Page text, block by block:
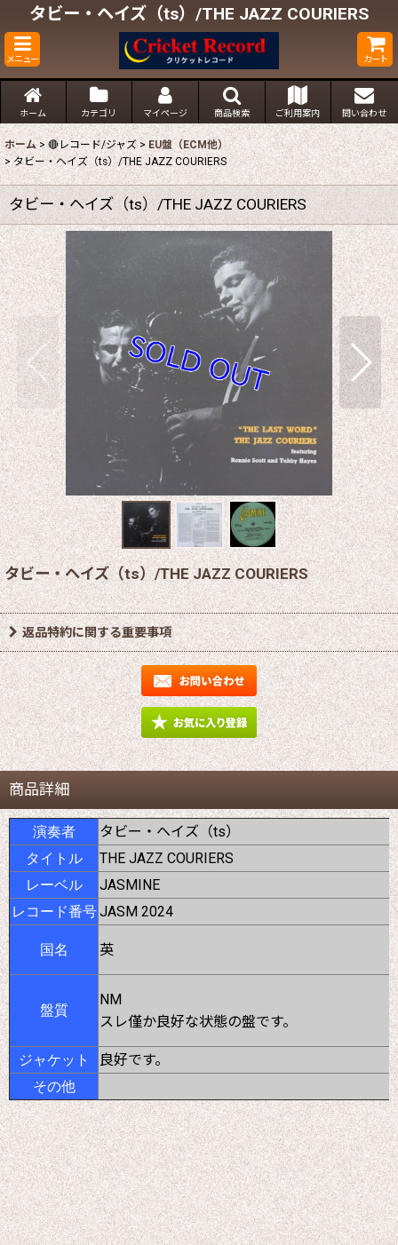
タビー・ヘイズ（ts）/THE JAZZ COURIERS
メニュー カート
ホーム カテゴリ マイページ 商品検索 ご利用案内 問い合わせ
ホーム > 🔴レコード/ジャズ > EU盤（ECM他）
> タビー・ヘイズ（ts）/THE JAZZ COURIERS
タビー・ヘイズ（ts）/THE JAZZ COURIERS
タビー・ヘイズ（ts）/THE JAZZ COURIERS
返品特約に関する重要事項
商品詳細
演奏者 タビー・ヘイズ（ts）
タイトル THE JAZZ COURIERS
レーベル JASMINE
レコード番号 JASM 2024
国名 英
盤質
NM
スレ僅か良好な状態の盤です。
ジャケット 良好です。
その他